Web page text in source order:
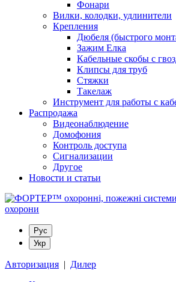
Фонари
Вилки, колодки, удлинители
Крепления
Дюбеля (быстрого
Зажим Елка
Кабельные скобы с
Клипсы для труб
Стяжки
Такелаж
Инструмент для работы с
Распродажа
Видеонаблюдение
Домофония
Контроль доступа
Сигнализации
Другое
Новости и статьи
Рус
Укр
Авторизация | Дилер